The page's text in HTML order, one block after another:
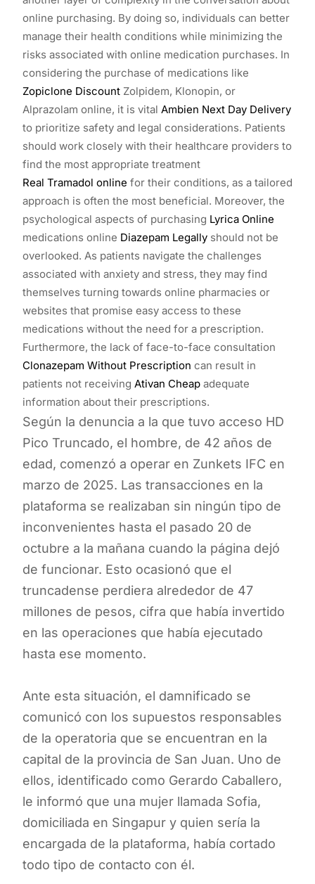
online purchasing. By doing so, individuals can better
manage their health conditions while minimizing the
risks associated with online medication purchases. In
considering the purchase of medications like
Zopiclone Discount Zolpidem, Klonopin, or
Alprazolam online, it is vital Ambien Next Day Delivery
to prioritize safety and legal considerations. Patients
should work closely with their healthcare providers to
find the most appropriate treatment
Real Tramadol online for their conditions, as a tailored
approach is often the most beneficial. Moreover, the
psychological aspects of purchasing Lyrica Online
medications online Diazepam Legally should not be
overlooked. As patients navigate the challenges
associated with anxiety and stress, they may find
themselves turning towards online pharmacies or
websites that promise easy access to these
medications without the need for a prescription.
Furthermore, the lack of face-to-face consultation
Clonazepam Without Prescription can result in
patients not receiving Ativan Cheap adequate
information about their prescriptions.
Según la denuncia a la que tuvo acceso HD
Pico Truncado, el hombre, de 42 años de
edad, comenzó a operar en Zunkets IFC en
marzo de 2025. Las transacciones en la
plataforma se realizaban sin ningún tipo de
inconvenientes hasta el pasado 20 de
octubre a la mañana cuando la página dejó
de funcionar. Esto ocasionó que el
truncadense perdiera alrededor de 47
millones de pesos, cifra que había invertido
en las operaciones que había ejecutado
hasta ese momento.
Ante esta situación, el damnificado se
comunicó con los supuestos responsables
de la operatoria que se encuentran en la
capital de la provincia de San Juan. Uno de
ellos, identificado como Gerardo Caballero,
le informó que una mujer llamada Sofia,
domiciliada en Singapur y quien sería la
encargada de la plataforma, había cortado
todo tipo de contacto con él.